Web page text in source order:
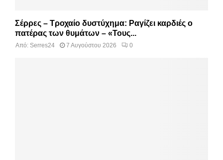
Σέρρες – Τροχαίο δυστύχημα: Ραγίζει καρδιές ο
πατέρας των θυμάτων – «Τους...
Από: Serres24 7 Αυγούστου 2026 0